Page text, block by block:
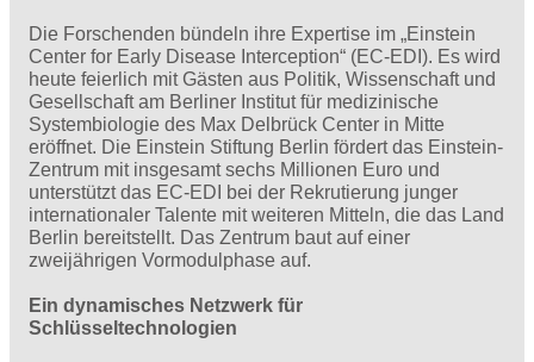
Die Forschenden bündeln ihre Expertise im „Einstein
Center for Early Disease Interception“ (EC-EDI). Es wird
heute feierlich mit Gästen aus Politik, Wissenschaft und
Gesellschaft am Berliner Institut für medizinische
Systembiologie des Max Delbrück Center in Mitte
eröffnet. Die Einstein Stiftung Berlin fördert das Einstein-
Zentrum mit insgesamt sechs Millionen Euro und
unterstützt das EC-EDI bei der Rekrutierung junger
internationaler Talente mit weiteren Mitteln, die das Land
Berlin bereitstellt. Das Zentrum baut auf einer
zweijährigen Vormodulphase auf.
Ein dynamisches Netzwerk für
Schlüsseltechnologien